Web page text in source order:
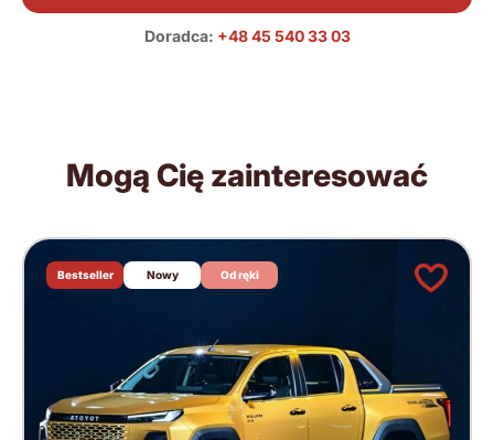
Doradca: +48 45 540 33 03
Mogą Cię zainteresować
Bestseller Nowy Od ręki